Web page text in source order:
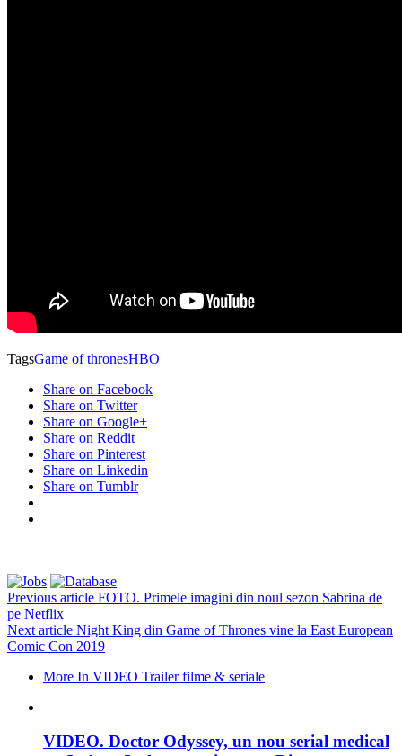
TagsGame of thronesHBO
Share on Facebook
Share on Twitter
Share on Google+
Share on Reddit
Share on Pinterest
Share on Linkedin
Share on Tumblr
Previous article FOTO. Primele imagini din noul sezon Sabrina de
pe Netflix
Next article Night King din Game of Thrones vine la East European
Comic Con 2019
More In VIDEO Trailer filme & seriale
VIDEO. Doctor Odyssey, un nou serial medical